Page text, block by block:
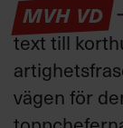
MVH VD
text till
vägen för